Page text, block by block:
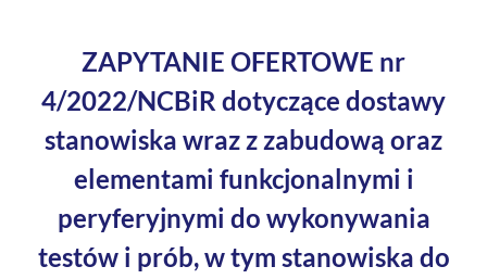
ZAPYTANIE OFERTOWE nr
4/2022/NCBiR dotyczące dostawy
stanowiska wraz z zabudową oraz
elementami funkcjonalnymi i
peryferyjnymi do wykonywania
testów i prób, w tym stanowiska do